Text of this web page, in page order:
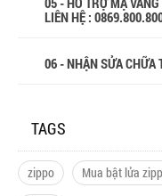
LIÊN HỆ :
06 - NHẬN SỬA CHỮA
TAGS
zippo Mua bật lửa